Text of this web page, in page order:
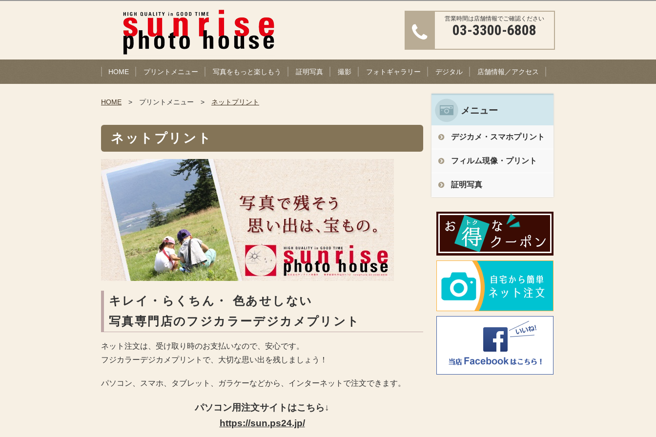
営業時間は店舗情報でご確認ください
03-3300-6808
HOME プリントメニュー 写真をもっと楽しもう 証明写真 撮影 フォトギャラリー デジタル 店舗情報／アクセス
HOME プリントメニュー ネットプリント
ネットプリント
キレイ・らくちん・ 色あせしない
写真専門店のフジカラーデジカメプリント
ネット注文は、受け取り時のお支払いなので、安心です。
フジカラーデジカメプリントで、大切な思い出を残しましょう！
パソコン、スマホ、タブレット、ガラケーなどから、インターネットで注文できます。
パソコン用注文サイトはこちら↓
https://sun.ps24.jp/
メニュー
デジカメ・スマホプリント
フィルム現像・プリント
証明写真